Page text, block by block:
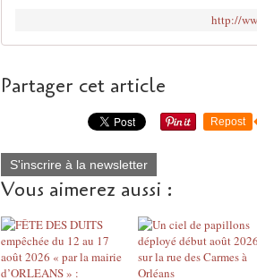
http://
Partager cet article
Repost
S'inscrire à la newsletter
Vous aimerez aussi :